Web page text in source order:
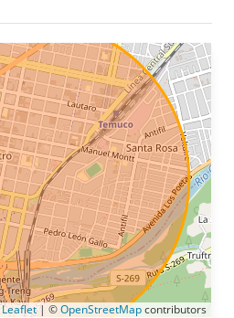
Leaflet| ©OpenStreetMapcontributors